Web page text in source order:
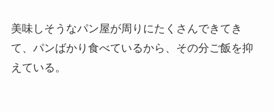
美味しそうなパン屋が周りにたくさんできてき
て、パンばかり食べているから、その分ご飯を抑
えている。